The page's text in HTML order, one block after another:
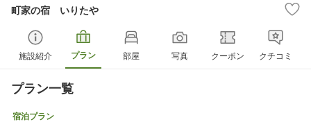
町家の宿 いりたや
施設紹介 プラン 部屋 写真 クーポン クチコミ
プラン一覧
宿泊プラン